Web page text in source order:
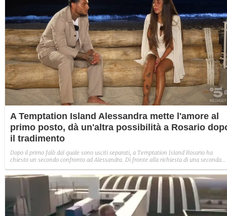
A Temptation Island Alessandra mette l'amore al
primo posto, dà un'altra possibilità a Rosario
il tradimento
Dopo il primo falò dal quale sono usciti separati, a Temptation Island Rosario ha
chiesto un secondo confronto ad Alessandra. Di fronte alla richiesta di una seconda
nell'accettare ma alla fine i sentimenti hanno avuto la meglio: "Mi manchi, ma ho
paura succeda lo stesso".